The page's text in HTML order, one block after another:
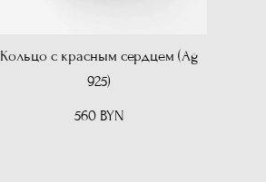
Кольцо с красным сердцем (Ag
925)
560 BYN